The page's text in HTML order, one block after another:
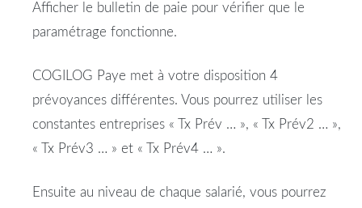
Afficher le bulletin de paie pour vérifier que le
paramétrage fonctionne.
COGILOG Paye met à votre disposition 4
prévoyances différentes. Vous pourrez utiliser les
constantes entreprises « Tx Prév … », « Tx Prév2 … »,
« Tx Prév3 … » et « Tx Prév4 … ».
Ensuite au niveau de chaque salarié, vous pourrez